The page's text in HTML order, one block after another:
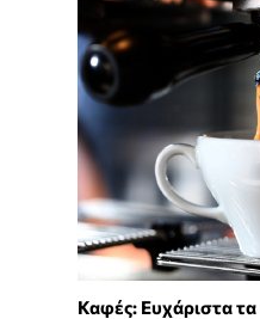
Καφές: Ευχάριστα τα